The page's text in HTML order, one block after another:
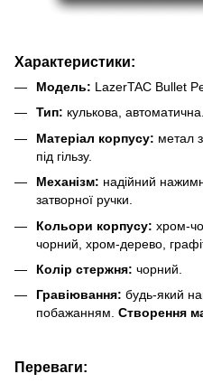
Характеристики:
Модель: LazerTAC Bullet
Тип: кулькова, автоматична.
Матеріал корпусу: метал
під гільзу.
Механізм: надійний
затворної ручки.
Кольори корпусу: хром-
чорний, хром-дерево,
Колір стержня: чорний.
Гравіювання: будь-який
побажанням. Створення
Переваги: